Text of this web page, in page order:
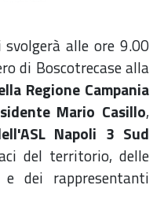
alle ore 9.00
di Boscotrecase alla
Regione Campania
Mario Casillo,
Napoli 3 Sud
del territorio, delle
dei rappresentanti